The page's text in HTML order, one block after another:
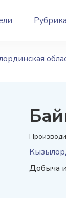
Добыча